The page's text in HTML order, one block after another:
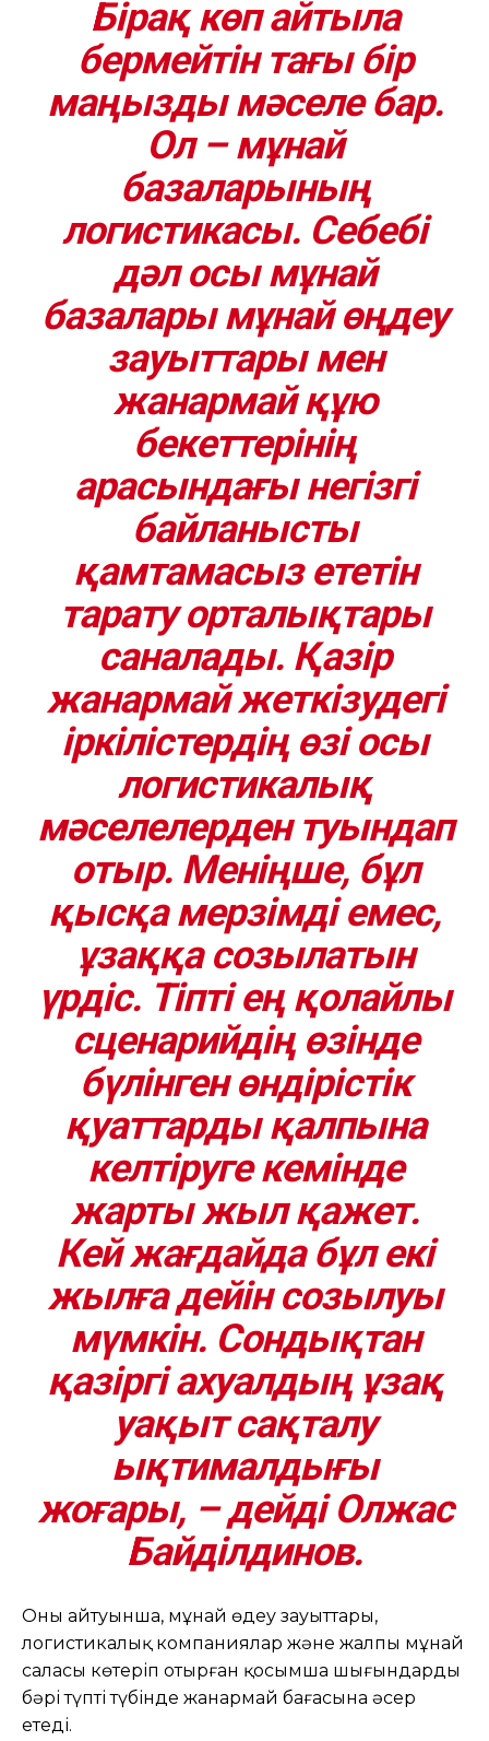
Бірақ көп айтыла
бермейтін тағы бір
маңызды мәселе бар.
Ол – мұнай
базаларының
логистикасы. Себебі
дәл осы мұнай
базалары мұнай өңдеу
зауыттары мен
жанармай құю
бекеттерінің
арасындағы негізгі
байланысты
қамтамасыз ететін
тарату орталықтары
саналады. Қазір
жанармай жеткізудегі
іркілістердің өзі осы
логистикалық
мәселелерден туындап
отыр. Меніңше, бұл
қысқа мерзімді емес,
ұзаққа созылатын
үрдіс. Тіпті ең қолайлы
сценарийдің өзінде
бүлінген өндірістік
қуаттарды қалпына
келтіруге кемінде
жарты жыл қажет.
Кей жағдайда бұл екі
жылға дейін созылуы
мүмкін. Сондықтан
қазіргі ахуалдың ұзақ
уақыт сақталу
ықтималдығы
жоғары, – дейді Олжас
Байділдинов.
Оның айтуынша, мұнай өңдеу зауыттары,
логистикалық компаниялар және жалпы мұнай
саласы көтеріп отырған қосымша шығындардың
бәрі түптің түбінде жанармай бағасына әсер
етеді.